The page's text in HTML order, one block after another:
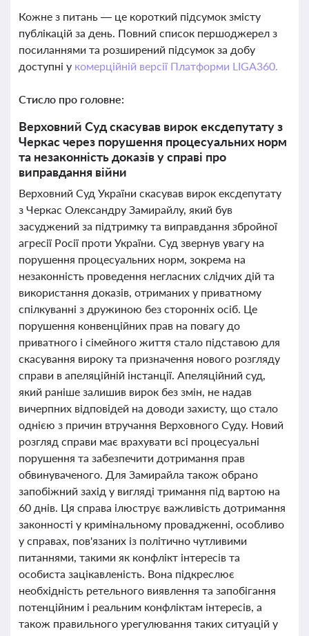
Кожне з питань — це короткий підсумок змісту
публікацій за день. Повний список першоджерел з
посиланнями та розширений підсумок за добу
доступні у комерційній версії Платформи LIGA360.
Стисло про головне:
Верховний Суд скасував вирок ексдепутату з
Черкас через порушення процесуальних норм
та незаконність доказів у справі про
виправдання війни
Верховний Суд України скасував вирок ексдепутату
з Черкас Олександру Замирайлу, який був
засуджений за підтримку та виправдання збройної
агресії Росії проти України. Суд звернув увагу на
порушення процесуальних норм, зокрема на
незаконність проведення негласних слідчих дій та
використання доказів, отриманих у приватному
спілкуванні з дружиною без сторонніх осіб. Це
порушення конвенційних прав на повагу до
приватного і сімейного життя стало підставою для
скасування вироку та призначення нового розгляду
справи в апеляційній інстанції. Апеляційний суд,
який раніше залишив вирок без змін, не надав
вичерпних відповідей на доводи захисту, що стало
однією з причин втручання Верховного Суду. Новий
розгляд справи має врахувати всі процесуальні
порушення та забезпечити дотримання прав
обвинуваченого. Для Замирайла також обрано
запобіжний захід у вигляді тримання під вартою на
60 днів. Ця справа ілюструє важливість дотримання
законності у кримінальному провадженні, особливо
у справах, пов'язаних із політично чутливими
питаннями, такими як конфлікт інтересів та
особиста зацікавленість. Вона підкреслює
необхідність ретельного виявлення та запобігання
потенційним і реальним конфліктам інтересів, а
також правильного урегулювання таких ситуацій у